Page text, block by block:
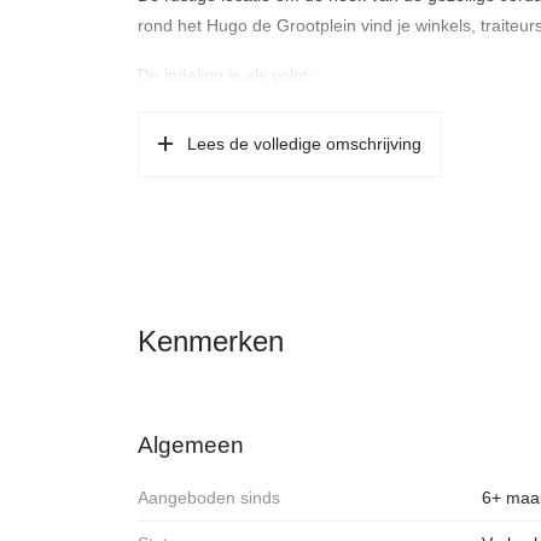
rond het Hugo de Grootplein vind je winkels,
De indeling is als volgt:
ligbad/douche, wastafel en zwevend toilet.
uitgaansgelegenheden, terrasjes en winkels. De
en het Marnixbad liggen op loopafstand. Het
Lees de volledige omschrijving
Kenmerken
Algemeen
Aangeboden sinds 6+